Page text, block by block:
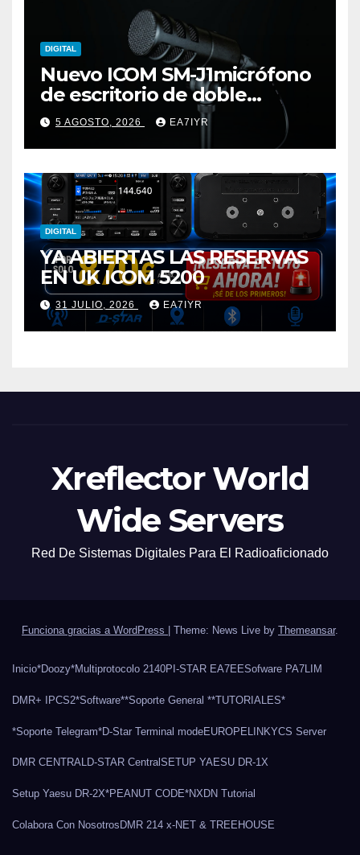
DIGITAL
Nuevo ICOM SM-J1micrófono
de escritorio de doble
elemento premium
5 AGOSTO, 2026 EA7IYR
DIGITAL
YA ABIERTAS LAS RESERVAS
EN UK ICOM 5200
31 JULIO, 2026 EA7IYR
Xreflector World
Wide Servers
Red De Sistemas Digitales Para El Radioaficionado
Funciona gracias a WordPress | Theme: News Live by Themeansar.
Inicio*Doozy*Multiprotocolo 2140PI-STAR EA7EESofware PA7LIM
DMR+ IPCS2*Software**Soporte General **TUTORIALES*
*Soporte Telegram*D-Star Terminal modeEUROPELINKYCS Server
DMR CENTRALD-STAR CentralSETUP YAESU DR-1X
Setup Yaesu DR-2X*PEANUT CODE*NXDN Tutorial
Colabora Con Nosotros DMR 214 x-NET & TREEHOUSE